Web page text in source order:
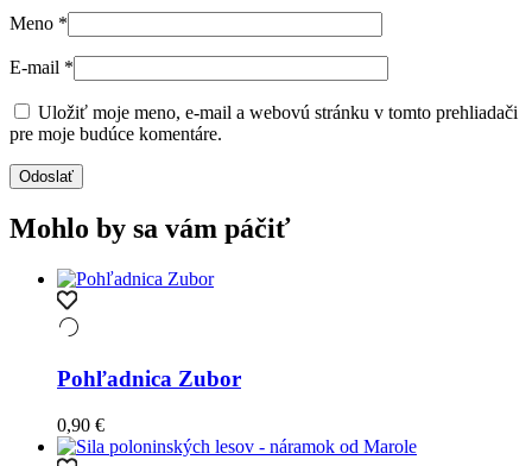
Meno *
E-mail *
Uložiť moje meno, e-mail a webovú stránku v tomto prehliadači
pre moje budúce komentáre.
Mohlo by sa vám páčiť
Pohľadnica Zubor
0,90 €